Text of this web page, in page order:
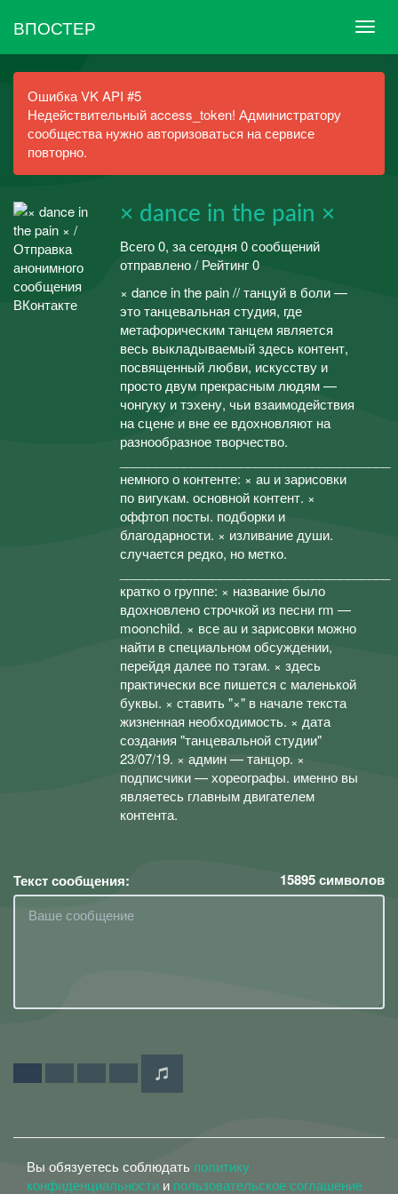
ВПОСТЕР
Ошибка VK API #5
Недействительный access_token! Администратору
сообщества нужно авторизоваться на сервисе
повторно.
× dance in the pain ×
Всего 0, за сегодня 0 сообщений
отправлено / Рейтинг 0
× dance in the pain // танцуй в боли —
это танцевальная студия, где
метафорическим танцем является
весь выкладываемый здесь контент,
посвященный любви, искусству и
просто двум прекрасным людям —
чонгуку и тэхену, чьи взаимодействия
на сцене и вне ее вдохновляют на
разнообразное творчество.
немного о контенте: × au и зарисовки
по вигукам. основной контент. ×
оффтоп посты. подборки и
благодарности. × изливание души.
случается редко, но метко.
кратко о группе: × название было
вдохновлено строчкой из песни rm —
moonchild. × все au и зарисовки можно
найти в специальном обсуждении,
перейдя далее по тэгам. × здесь
практически все пишется с маленькой
буквы. × ставить "×" в начале текста
жизненная необходимость. × дата
создания "танцевальной студии"
23/07/19. × админ — танцор. ×
подписчики — хореографы. именно вы
являетесь главным двигателем
контента.
Текст сообщения: 15895символов
Вы обязуетесь соблюдать политику
конфиденциальности и пользовательское соглашение